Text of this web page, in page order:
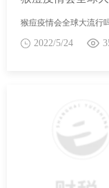
猴痘疫情会全球大流行
2022/5/24